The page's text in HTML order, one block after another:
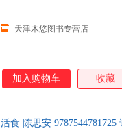
天津木悠图书专营店
加入购物车 收藏
活食 陈思安